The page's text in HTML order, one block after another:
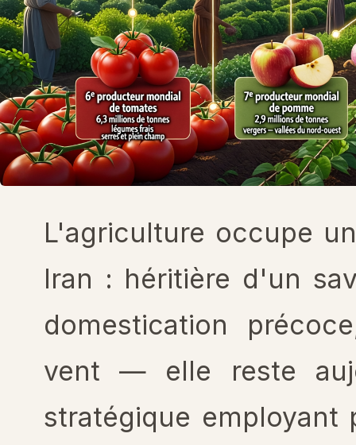
L'agriculture occupe
Iran : héritière d'un
domestication
vent — elle reste
stratégique